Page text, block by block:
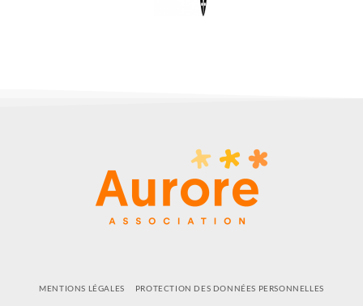
MENTIONS LÉGALES PROTECTION DES DONNÉES PERSONNELLES